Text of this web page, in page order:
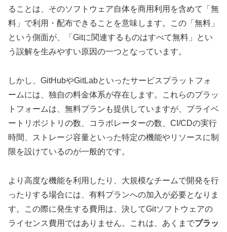
ることは、そのソフトウェア自体を商用利用を含めて「無
料」で利用・配布できることを意味します。この「無料」
という側面が、「Gitに関連するものはすべて無料」とい
う誤解を生みやすい原因の一つとなっています。
しかし、GitHubやGitLabといったサービスプラットフォ
ームには、独自の料金体系が存在します。これらのプラッ
トフォームは、無料プランも提供していますが、プライベ
ートリポジトリの数、コラボレーターの数、CI/CDの実行
時間、ストレージ容量といった特定の機能やリソースに制
限を設けているのが一般的です。
より高度な機能を利用したり、大規模なチームで開発を行
ったりする場合には、有料プランへの加入が必要となりま
す。この際に発生する費用は、決してGitソフトウェアの
ライセンス費用ではありません。これは、あくまでプラッ